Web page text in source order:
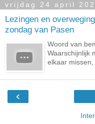
vrijdag 24 april
Lezingen en
zondag van Pasen
Woord van
Waarschijnlijk
elkaar missen,
‹